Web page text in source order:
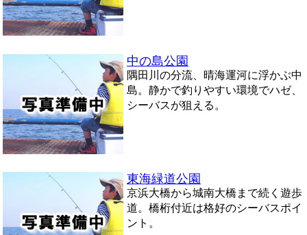
中の島公園
隅田川の分流、晴海運河に浮かぶ中
島。静かで釣りやすい環境でハゼ、
シーバスが狙える。
東海緑道公園
京浜大橋から城南大橋まで続く遊歩
道。橋桁付近は格好のシーバスポイ
ント。